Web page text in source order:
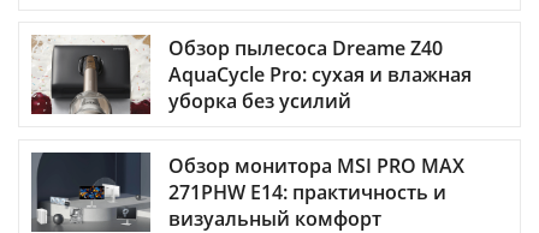
Обзор пылесоса Dreame Z40
AquaCycle Pro: сухая и влажная
уборка без усилий
Обзор монитора MSI PRO MAX
271PHW E14: практичность и
визуальный комфорт